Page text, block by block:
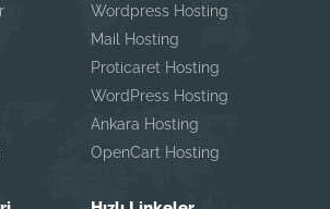
Wordpress Hosting
Mail Hosting
Proticaret Hosting
WordPress Hosting
Ankara Hosting
OpenCart Hosting